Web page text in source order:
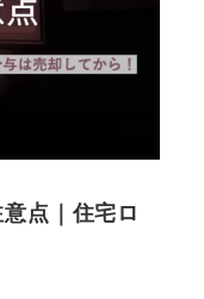
点｜住宅ロ